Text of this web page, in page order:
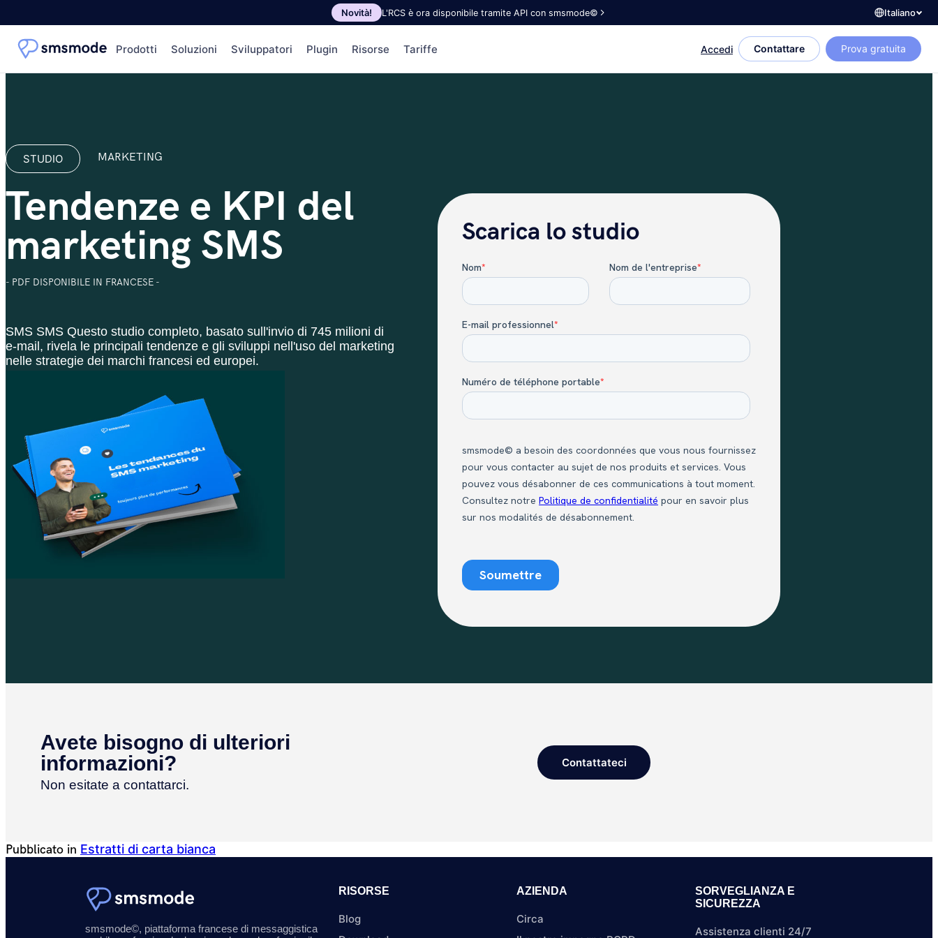
Novità! L'RCS è ora disponibile tramite API con smsmode© Italiano
Prodotti Soluzioni Sviluppatori Plugin Risorse Tariffe Accedi Contattare Prova gratuita
STUDIO MARKETING
Tendenze e KPI del
marketing SMS
- PDF DISPONIBILE IN FRANCESE -
SMS SMS Questo studio completo, basato sull'invio di 745 milioni di
e-mail, rivela le principali tendenze e gli sviluppi nell'uso del marketing
nelle strategie dei marchi francesi ed europei.
Scarica lo studio
Avete bisogno di ulteriori
informazioni?
Non esitate a contattarci.
Contattateci
Pubblicato in Estratti di carta bianca
smsmode©, piattaforma francese di messaggistica
RISORSE
Blog
AZIENDA
Circa
SORVEGLIANZA E
SICUREZZA
Assistenza clienti 24/7